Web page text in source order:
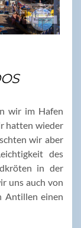
wir im Hafen
hatten wieder
wir aber
des
in der
uns auch von
Antillen einen